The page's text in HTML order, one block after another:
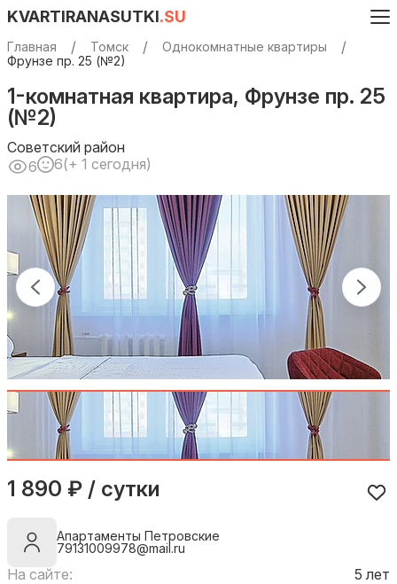
KVARTIRANASUTKI.SU
Главная Томск
Однокомнатные квартиры
Фрунзе пр. 25 (№2)
1-комнатная квартира, Фрунзе пр. 25
(№2)
Советский район
6
6(+ 1 сегодня)
1 890 ₽ / сутки
Апартаменты Петровские
79131009978@mail.ru
На сайте: 5 лет